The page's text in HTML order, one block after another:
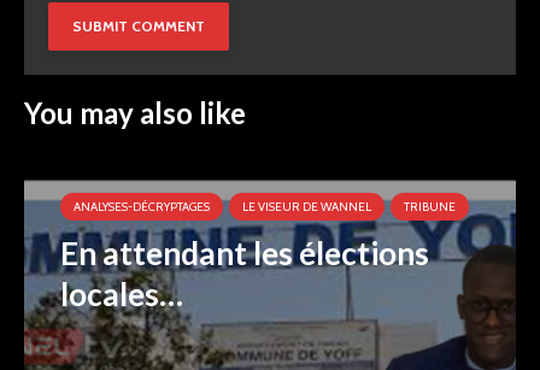
You may also like
ANALYSES-DÉCRYPTAGES LE VISEUR DE WANNEL TRIBUNE
En attendant les élections
locales…